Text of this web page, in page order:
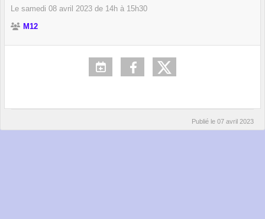
Le samedi 08 avril 2023 de 14h à 15h30
M12
Publié le 07 avril 2023